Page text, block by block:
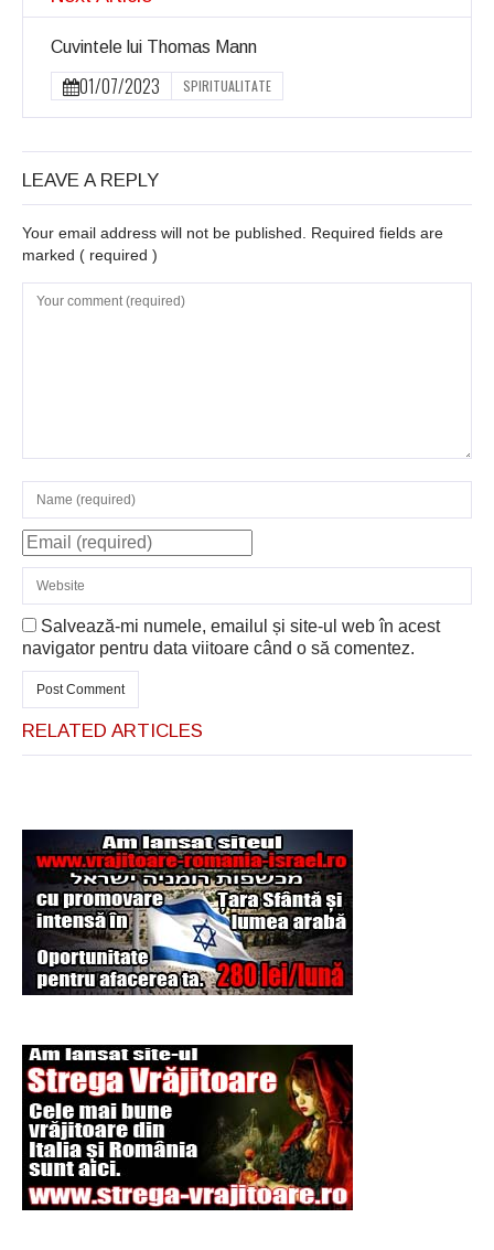
Cuvintele lui Thomas Mann
01/07/2023 SPIRITUALITATE
LEAVE A REPLY
Your email address will not be published. Required fields are
marked ( required )
Salvează-mi numele, emailul și site-ul web în acest
navigator pentru data viitoare când o să comentez.
RELATED ARTICLES